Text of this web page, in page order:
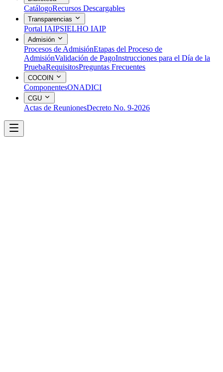
CatálogoRecursos Descargables
Transparencias
Portal IAIPSIELHO IAIP
Admisión
Procesos de AdmisiónEtapas del Proceso de
AdmisiónValidación de PagoInstrucciones para el Día de la
PruebaRequisitosPreguntas Frecuentes
COCOIN
ComponentesONADICI
CGU
Actas de ReunionesDecreto No. 9-2026